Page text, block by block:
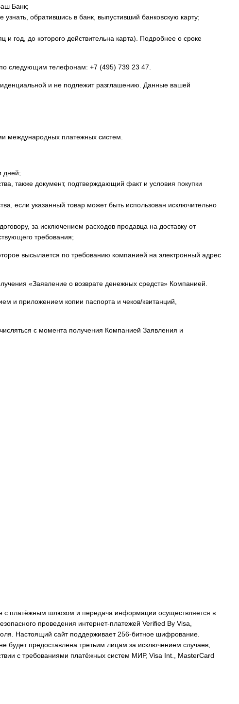
Банк;
обратившись в банк, выпустивший банковскую карту;
и год, до которого действительна карта). Подробнее о сроке
следующим телефонам: +7 (495) 739 23 47.
и не подлежит разглашению. Данные вашей
международных платежных систем.
дней;
также документ, подтверждающий факт и условия покупки
если указанный товар может быть использован исключительно
за исключением расходов продавца на доставку от
требования;
высылается по требованию компанией на электронный адрес
«Заявление о возврате денежных средств» Компанией.
и приложением копии паспорта и чеков/квитанций,
с момента получения Компанией Заявления и
платёжным шлюзом и передача информации осуществляется в
проведения интернет-платежей Veriﬁed By Visa,
Настоящий сайт поддерживает 256-битное шифрование.
предоставлена третьим лицам за исключением случаев,
с требованиями платёжных систем МИР, Visa Int., MasterCard